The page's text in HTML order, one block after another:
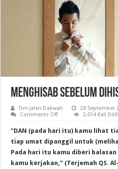
Menghisab Sebelum
Tim Jalan Dakwah 28 September
Comments Offon
Sebelum
Dihisab
2,014 Kali
“DAN (pada hari itu) kamu lihat
tiap umat dipanggil untuk
Pada hari itu kamu diberi
kamu kerjakan,” (Terjemah QS.